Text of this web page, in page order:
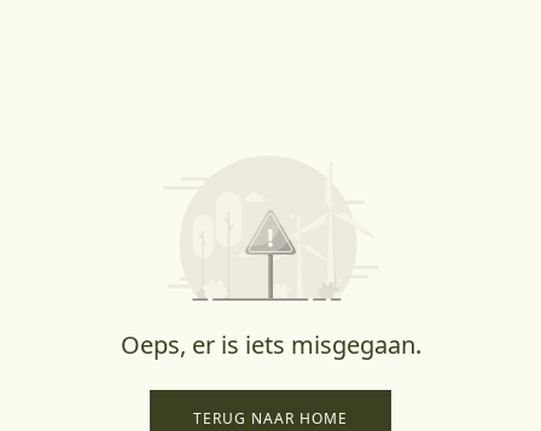
Oeps, er is iets misgegaan.
TERUG NAAR HOME